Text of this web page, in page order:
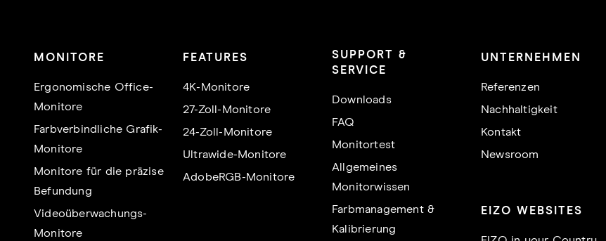
MONITORE
Ergonomische Office-
Monitore
Farbverbindliche Grafik-
Monitore
Monitore für die präzise
Befundung
Videoüberwachungs-
Monitore
FEATURES
4K-Monitore
27-Zoll-Monitore
24-Zoll-Monitore
Ultrawide-Monitore
AdobeRGB-Monitore
SUPPORT &
SERVICE
Downloads
FAQ
Monitortest
Allgemeines
Monitorwissen
Farbmanagement &
Kalibrierung
UNTERNEHMEN
Referenzen
Nachhaltigkeit
Kontakt
Newsroom
EIZO WEBSITES